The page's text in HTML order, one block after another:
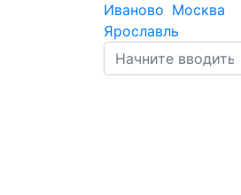
Иваново Москва
Ярославль